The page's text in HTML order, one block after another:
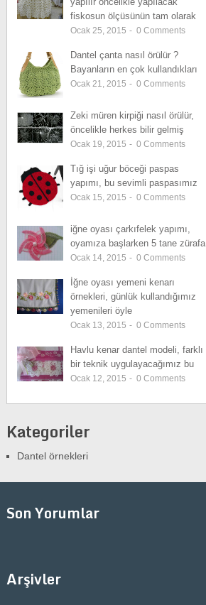
fiskosun ölçüsünün tam olarak
Ocak 25, 2015 - 0 Comments
Dantel çanta nasıl örülür ?
Bayanların en çok kullandıkları
Ocak 21, 2015 - 0 Comments
Zeki müren kirpiği nasıl örülür,
öncelikle herkes bilir gelmiş
Ocak 19, 2015 - 0 Comments
Tığ işi uğur böceği paspas
yapımı, bu sevimli paspasımız
Ocak 15, 2015 - 0 Comments
iğne oyası çarkıfelek yapımı,
oyamıza başlarken 5 tane zürafa
Ocak 14, 2015 - 0 Comments
İğne oyası yemeni kenarı
örnekleri, günlük kullandığımız
yemenileri öyle
Ocak 13, 2015 - 0 Comments
Havlu kenar dantel modeli, farklı
bir teknik uygulayacağımız bu
Ocak 12, 2015 - 0 Comments
Kategoriler
Dantel örnekleri
Son Yorumlar
Arşivler